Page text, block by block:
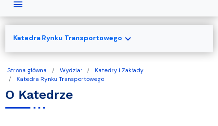
Strona główna Wydział
Katedry i Zakłady
Katedra Rynku Transportowego
O Katedrze
Katedra Rynku Transportowego expand_more